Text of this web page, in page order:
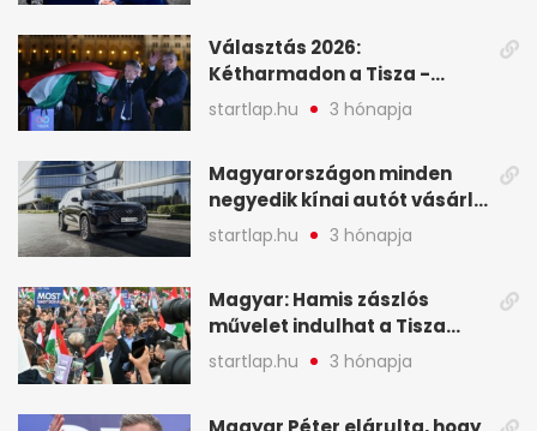
Választás 2026:
Kétharmadon a Tisza -
mutatjuk, hogyan alakulnak
a mandátumok
startlap.hu 3 hónapja
Magyarországon minden
negyedik kínai autót vásárló
a Chery mellett döntött (X)
startlap.hu 3 hónapja
Magyar: Hamis zászlós
művelet indulhat a Tisza
ellen a választás napján - A
hét legfontosabb eseményei
startlap.hu 3 hónapja